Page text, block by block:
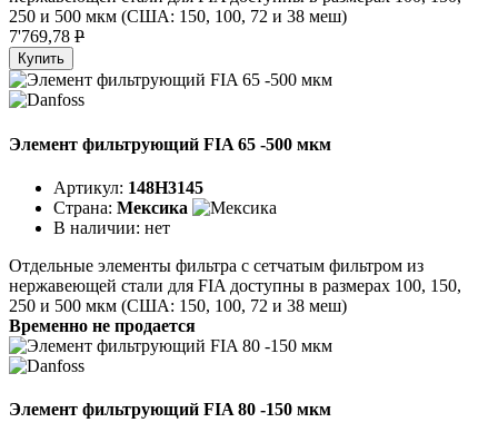
250 и 500 мкм (США: 150, 100, 72 и 38 меш)
7'769,78 P
Купить
Элемент фильтрующий FIA 65 -500 мкм
Артикул: 148H3145
Страна: Мексика
В наличии: нет
Отдельные элементы фильтра с сетчатым фильтром из
нержавеющей стали для FIA доступны в размерах 100, 150,
250 и 500 мкм (США: 150, 100, 72 и 38 меш)
Временно не продается
Элемент фильтрующий FIA 80 -150 мкм